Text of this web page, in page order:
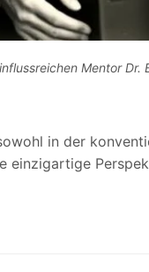
Mentor Dr.
in der
einzigartige